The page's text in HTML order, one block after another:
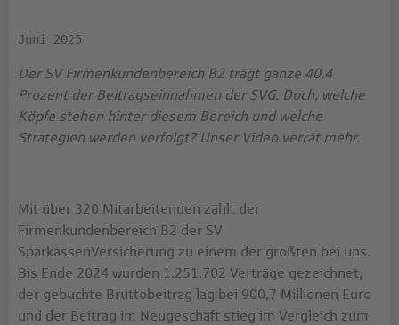
Juni 2025
Der SV Firmenkundenbereich B2 trägt ganze 40,4
Prozent der Beitragseinnahmen der SVG. Doch, welche
Köpfe stehen hinter diesem Bereich und welche
Strategien werden verfolgt? Unser Video verrät mehr.
Mit über 320 Mitarbeitenden zählt der
Firmenkundenbereich B2 der SV
SparkassenVersicherung zu einem der größten bei uns.
Bis Ende 2024 wurden 1.251.702 Verträge gezeichnet,
der gebuchte Bruttobeitrag lag bei 900,7 Millionen Euro
und der Beitrag im Neugeschäft stieg im Vergleich zum